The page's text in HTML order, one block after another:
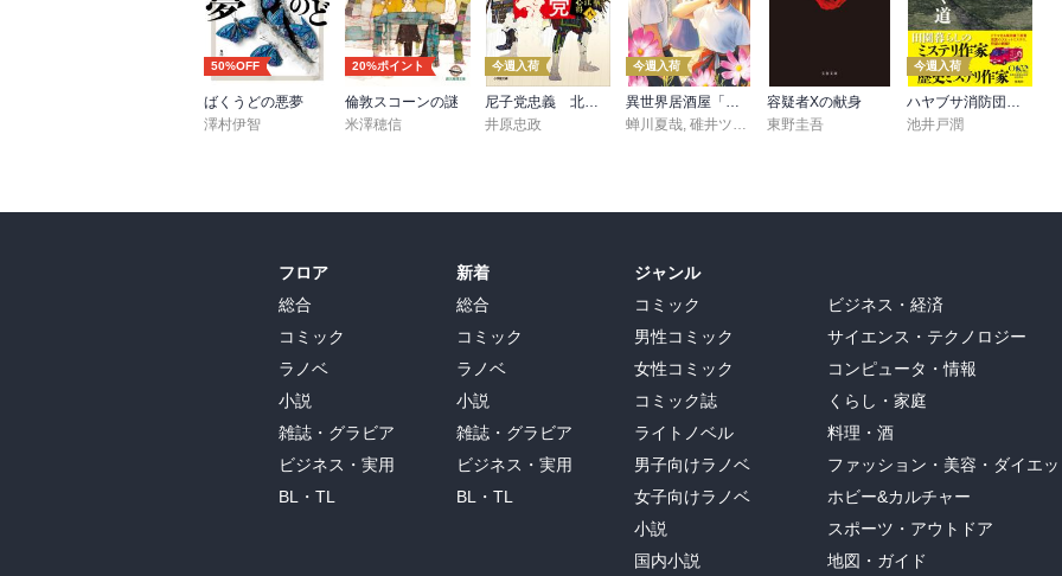
参加者には各国の著名人を招待していた、だが地球上は危機的状況になり通信も断絶してしまった。先にホテル
に到着していた、アメリカ人４人と日本人夫婦だけになる。偶然、グアヤキルの奥地、熱帯雨林の民であった、
カンカ・ボノ族の飢えた少女たちが乗り込んできたことで、百万年後の人種の子孫は大きな影響を受ける。
招待客にキッシンジャー、ピカソ、ジャクリーン・オナシスやヌレエフ、ミックジャガーなどの名前があるのも
愛嬌か。国務省が警告を発し、彼らは船に乗ることは出来なかったが。
ここでヴォネガット の夢は、美しい穏やかな世界であることが分かる。
していた生き物たちと共生していくのに適した形にしだいに変化する。人類の体の形は、食料を得るためにだけ
適したものなり、もちろんその形では脳はごく小さなものでなくてはならず、両手はひれの形になって海の中で
も陸でもお穏やかに静かに暮らしていけるようになっていく。
さいかもしれない、地球は災厄をこうむっているかもしれないが、テクノロジーの進歩は人類にとって災厄だけ
でなく人類を生かすことも含まれ、貢献しているのではないだろうか。楽観的過ぎるのは危険だとヴォネガット
50%OFF
ばくうどの悪夢
澤村伊智
20%ポイント
倫敦スコーンの謎
米澤穂信
今週入荷
尼子党忠義 北近江合戦心得〈八〉
井原忠政
今週入荷
異世界居酒屋「げん」三杯目
蝉川夏哉, 碓井ツカサ
容疑者Xの献身
東野圭吾
今週入荷
ハヤブサ消防団 森へつづく道
池井戸潤
フロア
総合
コミック
ラノベ
小説
雑誌・グラビア
ビジネス・実用
BL・TL
新着
総合
コミック
ラノベ
小説
雑誌・グラビア
ビジネス・実用
BL・TL
ジャンル
コミック
男性コミック
女性コミック
コミック誌
ライトノベル
男子向けラノベ
女子向けラノベ
小説
国内小説
ビジネス・経済
サイエンス・テクノロジー
コンピュータ・情報
くらし・家庭
料理・酒
ファッション・美容・ダイエッ
ホビー&カルチャー
スポーツ・アウトドア
地図・ガイド